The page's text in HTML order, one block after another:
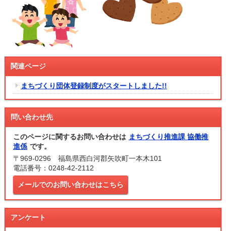
関連ページ
まちづくり団体登録制度がスタートしました!!
問い合わせ先
このページに関するお問い合わせは まちづくり推進課 協働推
進係 です。
〒969-0296 福島県西白河郡矢吹町一本木101
電話番号：0248-42-2112
メールでのお問い合わせはこちら
アンケート